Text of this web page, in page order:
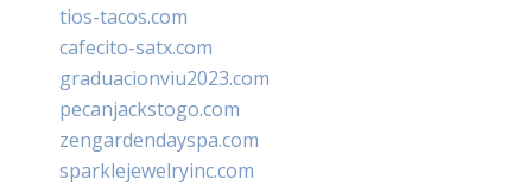
tios-tacos.com
cafecito-satx.com
graduacionviu2023.com
pecanjackstogo.com
zengardendayspa.com
sparklejewelryinc.com